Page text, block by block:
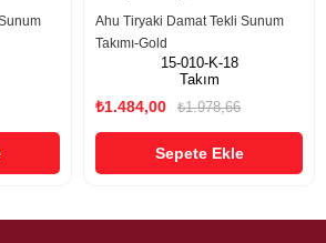
Ahu Tiryaki Damat Tekli Sunum
Takımı-Gold
15-010-K-18
Takım
₺1.484,00 ₺1.978,66
Sepete Ekle